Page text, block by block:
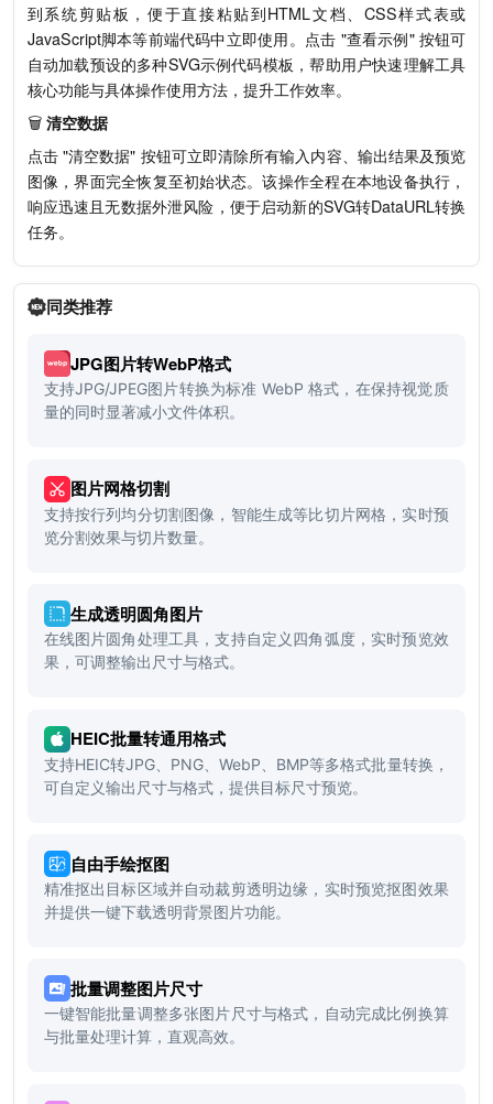
到系统剪贴板，便于直接粘贴到HTML文档、CSS样式表或
JavaScript脚本等前端代码中立即使用。点击 "查看示例" 按钮可
自动加载预设的多种SVG示例代码模板，帮助用户快速理解工具
核心功能与具体操作使用方法，提升工作效率。
🗑️ 清空数据
点击 "清空数据" 按钮可立即清除所有输入内容、输出结果及预览
图像，界面完全恢复至初始状态。该操作全程在本地设备执行，
响应迅速且无数据外泄风险，便于启动新的SVG转DataURL转换
任务。
同类推荐
JPG图片转WebP格式
支持JPG/JPEG图片转换为标准 WebP 格式，在保持视觉质
量的同时显著减小文件体积。
图片网格切割
支持按行列均分切割图像，智能生成等比切片网格，实时预
览分割效果与切片数量。
生成透明圆角图片
在线图片圆角处理工具，支持自定义四角弧度，实时预览效
果，可调整输出尺寸与格式。
HEIC批量转通用格式
支持HEIC转JPG、PNG、WebP、BMP等多格式批量转换，
可自定义输出尺寸与格式，提供目标尺寸预览。
自由手绘抠图
精准抠出目标区域并自动裁剪透明边缘，实时预览抠图效果
并提供一键下载透明背景图片功能。
批量调整图片尺寸
一键智能批量调整多张图片尺寸与格式，自动完成比例换算
与批量处理计算，直观高效。